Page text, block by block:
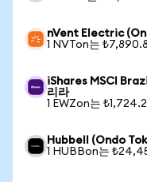
nVent Electric
1 NVTon는
iShares MSCI
리라
1 EWZon는
Hubbell (Ondo
1 HUBBon는